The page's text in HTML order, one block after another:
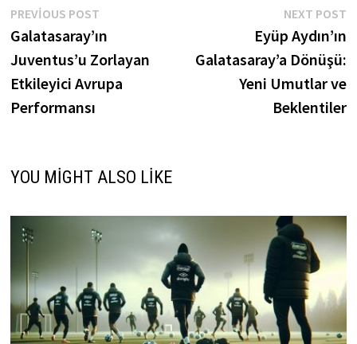
Yazı
gezinmesi
PREVIOUS POSTPrevious
post:
Galatasaray’ın
Juventus’u Zorlayan
Etkileyici Avrupa
Performansı
NEXT POST
Eyüp Aydın’ın
Galatasaray’a Dönüşü:
Yeni Umutlar ve
Beklentiler
YOU MIGHT ALSO LIKE